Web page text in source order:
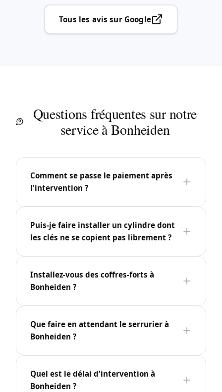
Tous les avis sur Google
Questions fréquentes sur notre
service à Bonheiden
Comment se passe le paiement après
l'intervention ?
Puis-je faire installer un cylindre dont
les clés ne se copient pas librement ?
Installez-vous des coffres-forts à
Bonheiden ?
Que faire en attendant le serrurier à
Bonheiden ?
Quel est le délai d'intervention à
Bonheiden ?